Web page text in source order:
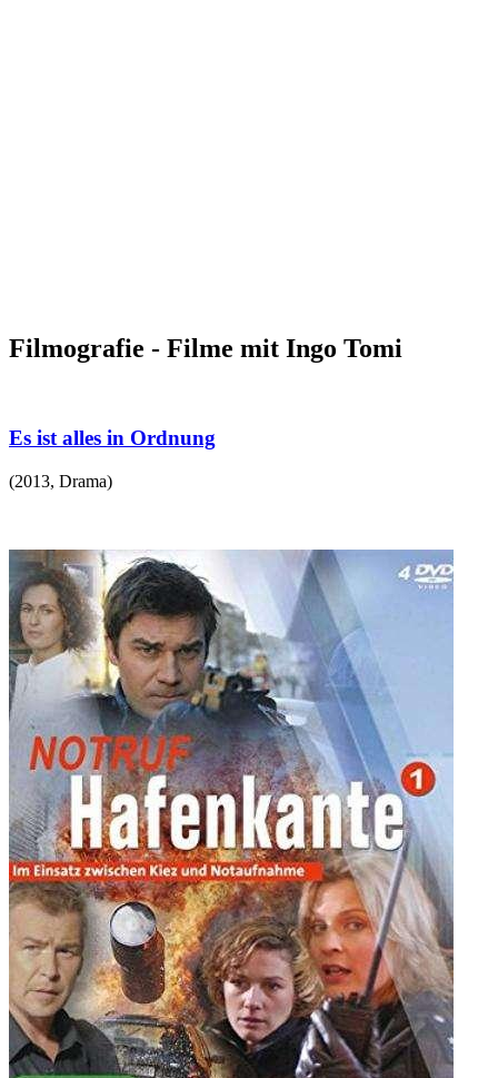
Filmografie - Filme mit Ingo Tomi
Es ist alles in Ordnung
(2013, Drama)